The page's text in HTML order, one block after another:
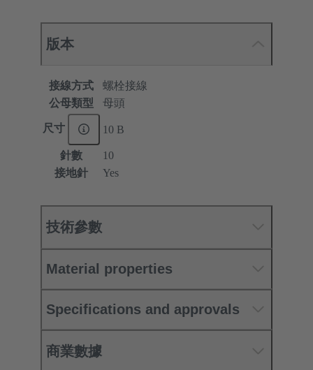
版本
接線方式
螺栓接線
公母類型
母頭
尺寸 10 B
針數
10
接地針
Yes
技術參數
Material properties
Specifications and approvals
商業數據